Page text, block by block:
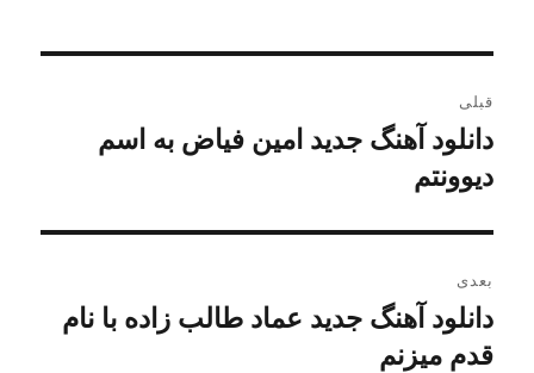
نوشته
قبلی
نوشته
قبلی:
دانلود آهنگ جدید امین فیاض به اسم
دیوونتم
بعدی
نوشته
بعدی:
دانلود آهنگ جدید عماد طالب زاده با نام
قدم میزنم